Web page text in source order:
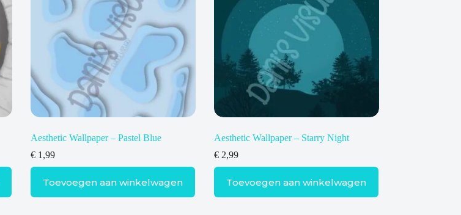
Aesthetic Wallpaper – Pastel Blue
€1,99
Toevoegen aan winkelwagen
Aesthetic Wallpaper – Starry Night
€2,99
Toevoegen aan winkelwagen